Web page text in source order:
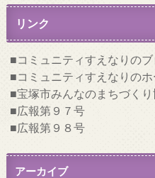
リンク
コミュニティすえなりの
コミュニティすえなりの
宝塚市みんなのまちづく
広報第９７号
広報第９８号
アーカイブ